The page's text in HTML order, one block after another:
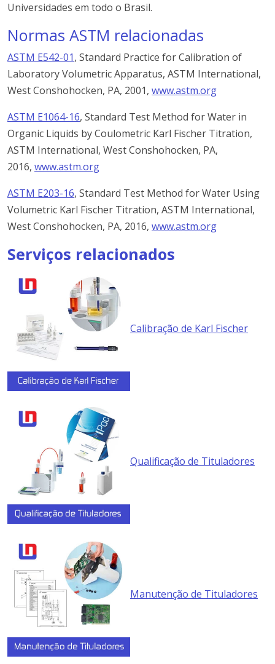
Universidades em todo o Brasil.
Normas ASTM relacionadas
ASTM E542-01, Standard Practice for Calibration of
Laboratory Volumetric Apparatus, ASTM International,
West Conshohocken, PA, 2001, www.astm.org
ASTM E1064-16, Standard Test Method for Water in
Organic Liquids by Coulometric Karl Fischer Titration,
ASTM International, West Conshohocken, PA,
2016, www.astm.org
ASTM E203-16, Standard Test Method for Water Using
Volumetric Karl Fischer Titration, ASTM International,
West Conshohocken, PA, 2016, www.astm.org
Serviços relacionados
Calibração de Karl Fischer
Qualificação de Tituladores
Manutenção de Tituladores